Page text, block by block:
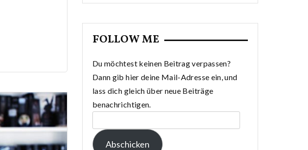
FOLLOW ME
Du möchtest keinen Beitrag verpassen?
Dann gib hier deine Mail-Adresse ein, und
lass dich gleich über neue Beiträge
benachrichtigen.
Mail-
Adresse:
Abschicken